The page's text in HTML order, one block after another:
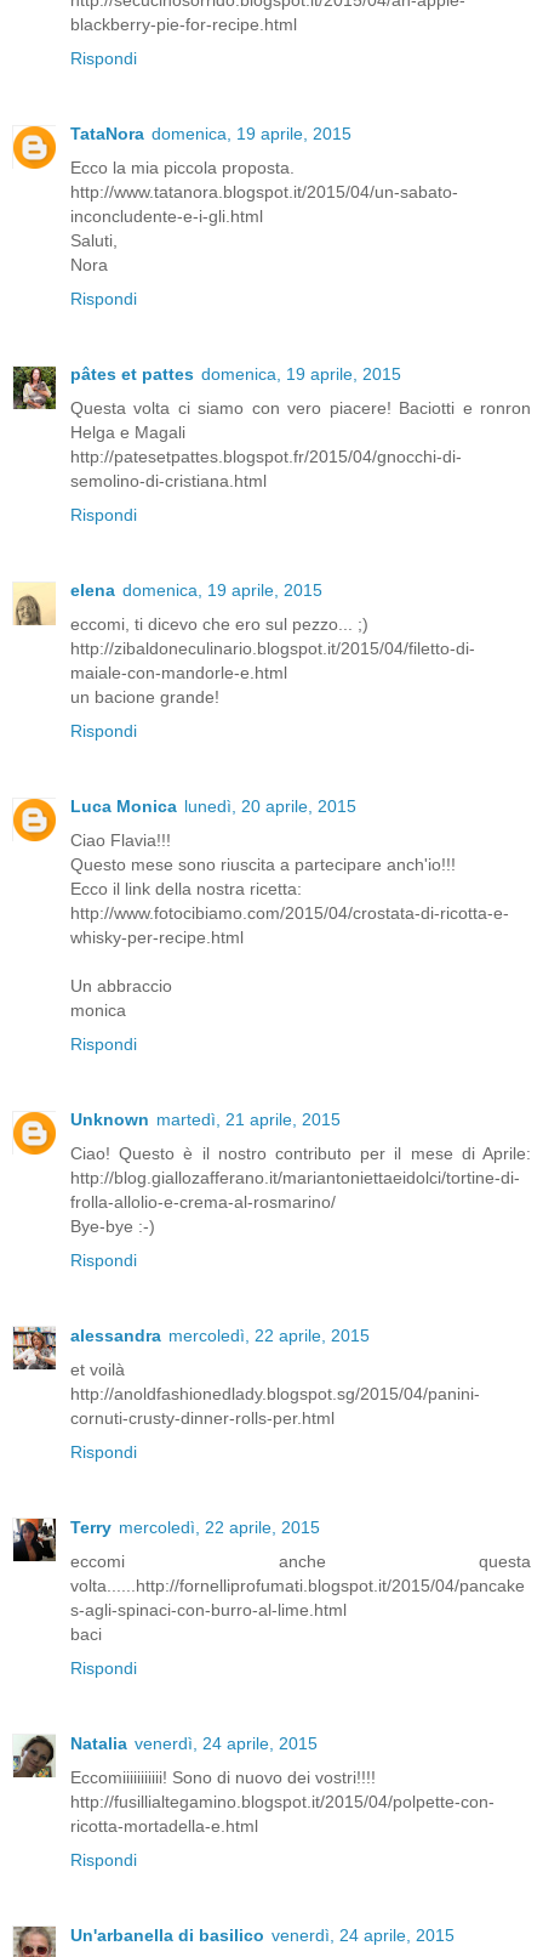
blackberry-pie-for-recipe.html
Rispondi
TataNora domenica, 19 aprile, 2015
Ecco la mia piccola proposta.
http://www.tatanora.blogspot.it/2015/04/un-sabato-
inconcludente-e-i-gli.html
Saluti,
Nora
Rispondi
pâtes et pattes domenica, 19 aprile, 2015
Questa volta ci siamo con vero piacere! Baciotti e ronron
Helga e Magali
http://patesetpattes.blogspot.fr/2015/04/gnocchi-di-
semolino-di-cristiana.html
Rispondi
elena domenica, 19 aprile, 2015
eccomi, ti dicevo che ero sul pezzo... ;)
http://zibaldoneculinario.blogspot.it/2015/04/filetto-di-
maiale-con-mandorle-e.html
un bacione grande!
Rispondi
Luca Monica lunedì, 20 aprile, 2015
Ciao Flavia!!!
Questo mese sono riuscita a partecipare anch'io!!!
Ecco il link della nostra ricetta:
http://www.fotocibiamo.com/2015/04/crostata-di-ricotta-e-
whisky-per-recipe.html
Un abbraccio
monica
Rispondi
Unknown martedì, 21 aprile, 2015
Ciao! Questo è il nostro contributo per il mese di Aprile:
http://blog.giallozafferano.it/mariantoniettaeidolci/tortine-di-
frolla-allolio-e-crema-al-rosmarino/
Bye-bye :-)
Rispondi
alessandra mercoledì, 22 aprile, 2015
et voilà
http://anoldfashionedlady.blogspot.sg/2015/04/panini-
cornuti-crusty-dinner-rolls-per.html
Rispondi
Terry mercoledì, 22 aprile, 2015
eccomi anche questa
volta......http://fornelliprofumati.blogspot.it/2015/04/pancake
s-agli-spinaci-con-burro-al-lime.html
baci
Rispondi
Natalia venerdì, 24 aprile, 2015
Eccomiiiiiiiiiii! Sono di nuovo dei vostri!!!!
http://fusillialtegamino.blogspot.it/2015/04/polpette-con-
ricotta-mortadella-e.html
Rispondi
Un'arbanella di basilico venerdì, 24 aprile, 2015